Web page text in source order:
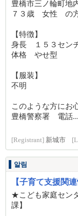
豊橋市三ノ輪町
７３歳 女性 の方
【特徴】
身長 １５３セン
体格 やせ型
【服装】
不明
このような方にお
豊橋警察署 電話...
[Registrant] 新城市
알림
【子育て支援関
★こども家庭セン
課】